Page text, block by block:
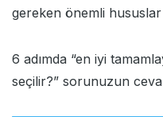
gereken önemli hususlar
6 adımda “en iyi
seçilir?” sorunuzun